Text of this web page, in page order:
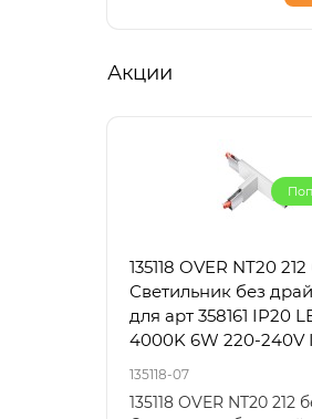
Акции
135118 OVER NT20
Светильник без
для арт 358161 IP20
4000K 6W 220-240V
135118-07
135118 OVER NT20 212